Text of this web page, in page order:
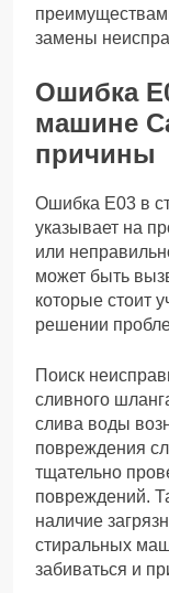
замены
Ошибка
машине
причины
Ошибка Е03 в
указывает на
или
может быть
которые стоит
решении
Поиск
сливного
слива воды
повреждения
тщательно
повреждений.
наличие
стиральных
забиваться и